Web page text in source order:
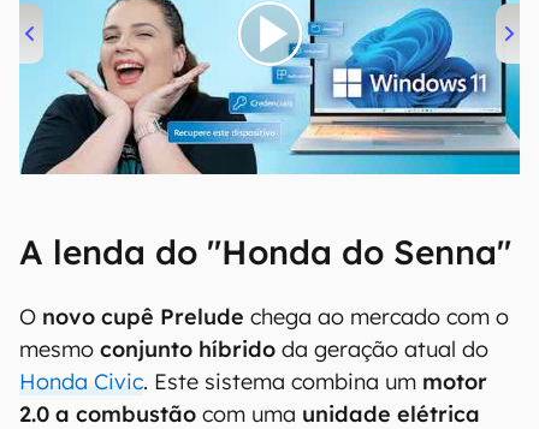
00:00 04:52
A lenda do "Honda do Senna"
O novo cupê Prelude chega ao mercado com o
mesmo conjunto híbrido da geração atual do
Honda Civic. Este sistema combina um motor
2.0 a combustão com uma unidade elétrica